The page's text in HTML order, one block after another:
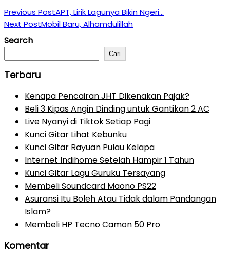
Previous PostAPT, Lirik Lagunya Bikin Ngeri…
Next PostMobil Baru, Alhamdulillah
Search
Cari
Terbaru
Kenapa Pencairan JHT Dikenakan Pajak?
Beli 3 Kipas Angin Dinding untuk Gantikan 2 AC
Live Nyanyi di Tiktok Setiap Pagi
Kunci Gitar Lihat Kebunku
Kunci Gitar Rayuan Pulau Kelapa
Internet Indihome Setelah Hampir 1 Tahun
Kunci Gitar Lagu Guruku Tersayang
Membeli Soundcard Maono PS22
Asuransi Itu Boleh Atau Tidak dalam Pandangan
Islam?
Membeli HP Tecno Camon 50 Pro
Komentar